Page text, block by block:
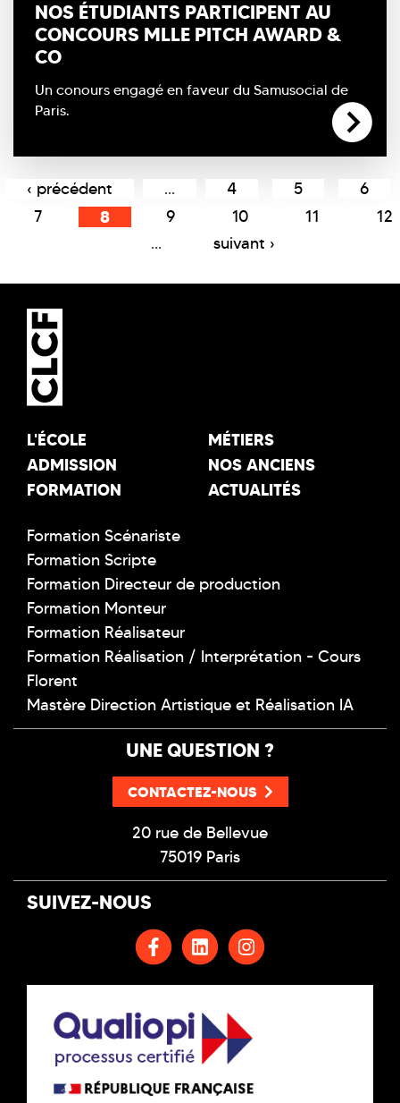
NOS ÉTUDIANTS PARTICIPENT AU
CONCOURS MLLE PITCH AWARD &
CO
Un conours engagé en faveur du Samusocial de
Paris.
Pages
‹ précédent … 4 5
6
7
8 9 10 11
12
…
suivant ›
L'ÉCOLE
ADMISSION
FORMATION
MÉTIERS
NOS ANCIENS
ACTUALITÉS
Formation Scénariste
Formation Scripte
Formation Directeur de production
Formation Monteur
Formation Réalisateur
Formation Réalisation / Interprétation - Cours
Florent
Mastère Direction Artistique et Réalisation IA
UNE QUESTION ?
CONTACTEZ-NOUS
20 rue de Bellevue
75019 Paris
SUIVEZ-NOUS